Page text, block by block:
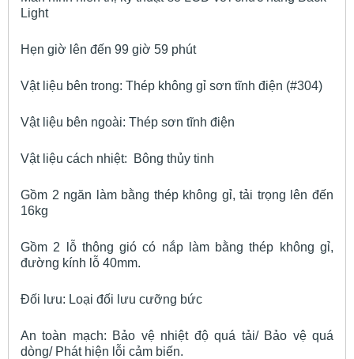
Light
Hẹn giờ lên đến 99 giờ 59 phút
Vật liệu bên trong: Thép không gỉ sơn tĩnh điện (#304)
Vật liệu bên ngoài: Thép sơn tĩnh điện
Vật liệu cách nhiệt: Bông thủy tinh
Gồm 2 ngăn làm bằng thép không gỉ, tải trọng lên đến
16kg
Gồm 2 lỗ thông gió có nắp làm bằng thép không gỉ,
đường kính lỗ 40mm.
Đối lưu: Loại đối lưu cưỡng bức
An toàn mạch: Bảo vệ nhiệt độ quá tải/ Bảo vệ quá
dòng/ Phát hiện lỗi cảm biến.